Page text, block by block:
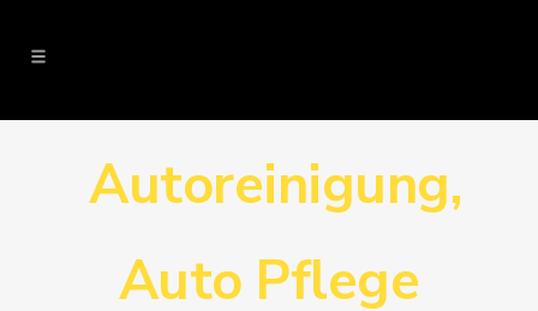
Autoreinigung,
Auto Pflege